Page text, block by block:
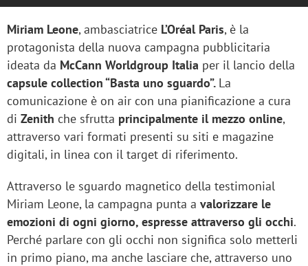
Miriam Leone, ambasciatrice L’Oréal Paris, è la
protagonista della nuova campagna pubblicitaria
ideata da McCann Worldgroup Italia per il lancio della
capsule collection “Basta uno sguardo”. La
comunicazione è on air con una pianificazione a cura
di Zenith che sfrutta principalmente il mezzo online,
attraverso vari formati presenti su siti e magazine
digitali, in linea con il target di riferimento.
Attraverso le sguardo magnetico della testimonial
Miriam Leone, la campagna punta a valorizzare le
emozioni di ogni giorno, espresse attraverso gli occhi.
Perché parlare con gli occhi non significa solo metterli
in primo piano, ma anche lasciare che, attraverso uno